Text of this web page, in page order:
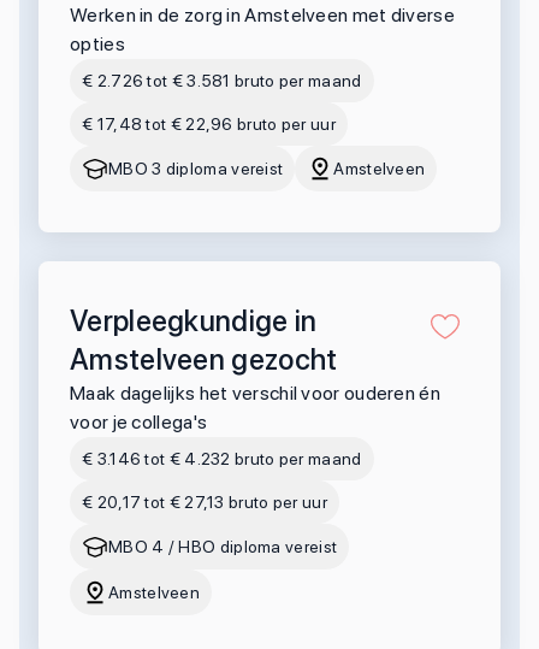
Werken in de zorg in Amstelveen met diverse
opties
€ 2.726 tot € 3.581 bruto per maand
€ 17,48 tot € 22,96 bruto per uur
MBO 3 diploma vereist Amstelveen
Verpleegkundige in
Amstelveen gezocht
Maak dagelijks het verschil voor ouderen én
voor je collega's
€ 3.146 tot € 4.232 bruto per maand
€ 20,17 tot € 27,13 bruto per uur
MBO 4 / HBO diploma vereist
Amstelveen